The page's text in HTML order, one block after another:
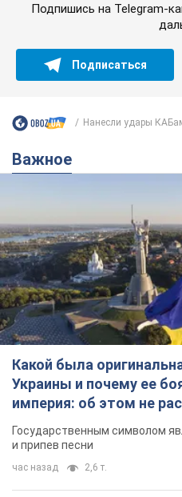
Подпишись на Telegram-
Подписаться
Нанесли удары
Важное
Какой была
Украины и почему ее
империя: об этом не
Государственным символом
и припев песни
час назад 2,6 т.